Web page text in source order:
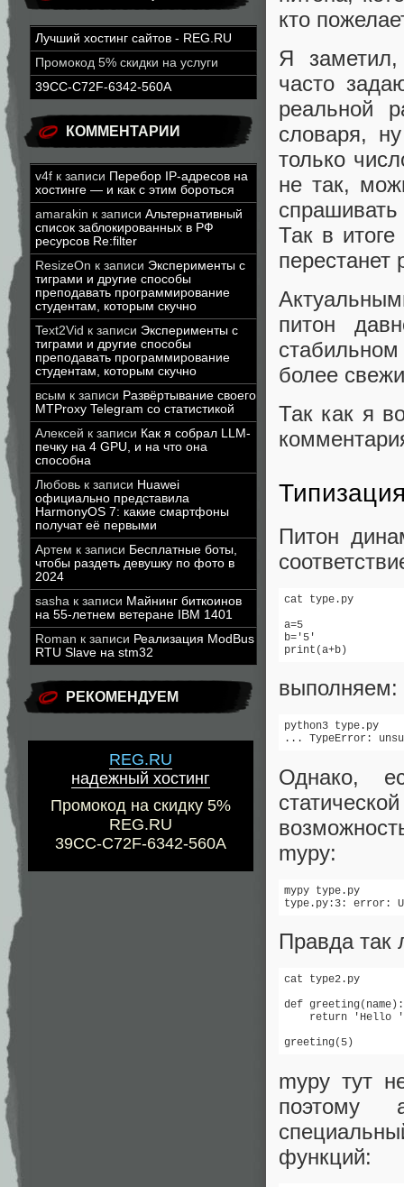
Лучший хостинг сайтов - REG.RU
Промокод 5% скидки на услуги
39CC-C72F-6342-560A
КОММЕНТАРИИ
v4f к записи Перебор IP-адресов на
хостинге — и как с этим бороться
amarakin к записи Альтернативный
список заблокированных в РФ
ресурсов Re:filter
ResizeOn к записи Эксперименты с
тиграми и другие способы
преподавать программирование
студентам, которым скучно
Text2Vid к записи Эксперименты с
тиграми и другие способы
преподавать программирование
студентам, которым скучно
всым к записи Развёртывание своего
MTProxy Telegram со статистикой
Алексей к записи Как я собрал LLM-
печку на 4 GPU, и на что она
способна
Любовь к записи Huawei
официально представила
HarmonyOS 7: какие смартфоны
получат её первыми
Артем к записи Бесплатные боты,
чтобы раздеть девушку по фото в
2024
sasha к записи Майнинг биткоинов
на 55-летнем ветеране IBM 1401
Roman к записи Реализация ModBus
RTU Slave на stm32
РЕКОМЕНДУЕМ
REG.RU
надежный хостинг
Промокод на скидку 5%
REG.RU
39CC-C72F-6342-560A
кто
Я заметил,
часто
реальной
словаря,
только
не так,
Так в
перестанет
питон
более
Так как я
Питон
cat type.py
a=5
b='5'
print(a+b)
выполняем:
python3 type.py
... TypeError:
Однако,
mypy:
mypy type.py
type.py:3: error:
Правда так
cat type2.py
def greeting(name):
return 'Hello
greeting(5)
mypy тут
поэтому
функций: